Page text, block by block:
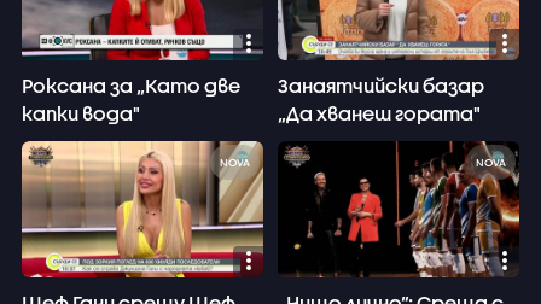
Роксана за „Като две
капки вода"
Занаятчийски базар
„Да хванеш гората"
NOVA NOVA